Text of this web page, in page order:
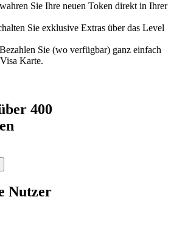
Sie Ihre neuen Token direkt in Ihrer
Sie exklusive Extras über das Level
Sie (wo verfügbar) ganz einfach
Karte.
400
Nutzer